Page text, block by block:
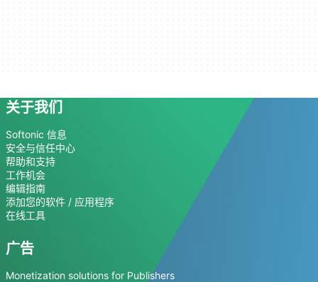
关于我们
Softonic 信息
安全与信任中心
帮助和支持
工作机会
编辑指南
添加您的软件 / 应用程序
在线工具
广告
Monetization solutions for Publishers